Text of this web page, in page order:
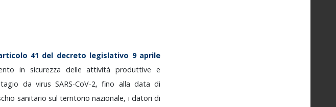
41 del decreto legislativo 9 aprile
in sicurezza delleattivitàproduttivee
da virusSARS-CoV-2,fino alla datadi
sanitario sulterritorionazionale, i datoridi